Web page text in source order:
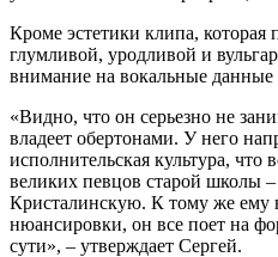
Кроме эстетики клипа, которая
глумливой, уродливой и
внимание на вокальные данные
«Видно, что он серьезно не
владеет обертонами. У него
исполнительская культура, что
великих певцов старой школы –
Кристалинскую. К тому же ему
нюансировки, он все поет на
сути», – утверждает Сергей.